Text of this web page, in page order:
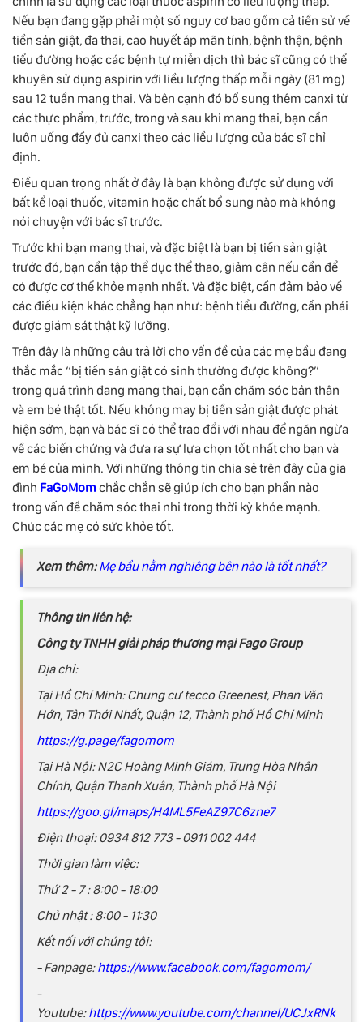
Nếu bạn đang gặp phải một số nguy cơ bao gồm cả tiền sử về
tiền sản giật, đa thai, cao huyết áp mãn tính, bệnh thận, bệnh
tiểu đường hoặc các bệnh tự miễn dịch thì bác sĩ cũng có thể
khuyên sử dụng aspirin với liều lượng thấp mỗi ngày (81 mg)
sau 12 tuần mang thai. Và bên cạnh đó bổ sung thêm canxi từ
các thực phẩm, trước, trong và sau khi mang thai, bạn cần
luôn uống đầy đủ canxi theo các liều lượng của bác sĩ chỉ
định.
Điều quan trọng nhất ở đây là bạn không được sử dụng với
bất kể loại thuốc, vitamin hoặc chất bổ sung nào mà không
nói chuyện với bác sĩ trước.
Trước khi bạn mang thai, và đặc biệt là bạn bị tiền sản giật
trước đó, bạn cần tập thể dục thể thao, giảm cân nếu cần để
có được cơ thể khỏe mạnh nhất. Và đặc biệt, cần đảm bảo về
các điều kiện khác chẳng hạn như: bệnh tiểu đường, cần phải
được giám sát thật kỹ lưỡng.
Trên đây là những câu trả lời cho vấn đề của các mẹ bầu đang
thắc mắc “bị tiền sản giật có sinh thường được không?”
trong quá trình đang mang thai, bạn cần chăm sóc bản thân
và em bé thật tốt. Nếu không may bị tiền sản giật được phát
hiện sớm, bạn và bác sĩ có thể trao đổi với nhau để ngăn ngừa
về các biến chứng và đưa ra sự lựa chọn tốt nhất cho bạn và
em bé của mình. Với những thông tin chia sẻ trên đây của gia
đình FaGoMom chắc chắn sẽ giúp ích cho bạn phần nào
trong vấn đề chăm sóc thai nhi trong thời kỳ khỏe mạnh.
Chúc các mẹ có sức khỏe tốt.
Xem thêm:Mẹ bầu nằm nghiêng bên nào là tốt nhất?
Thông tin liên hệ:
Công ty TNHH giải pháp thương mại Fago Group
Địa chỉ:
Tại Hồ Chí Minh: Chung cư tecco Greenest, Phan Văn
Hớn, Tân Thới Nhất, Quận 12, Thành phố Hồ Chí Minh
https://g.page/fagomom
Tại Hà Nội: N2C Hoàng Minh Giám, Trung Hòa Nhân
Chính, Quận Thanh Xuân, Thành phố Hà Nội
https://goo.gl/maps/H4ML5FeAZ97C6zne7
Điện thoại: 0934 812 773 - 0911 002 444
Thời gian làm việc:
Thứ 2 - 7 : 8:00 - 18:00
Chủ nhật : 8:00 - 11:30
Kết nối với chúng tôi:
- Fanpage:https://www.facebook.com/fagomom/
-
Youtube:https://www.youtube.com/channel/UCJxRNk